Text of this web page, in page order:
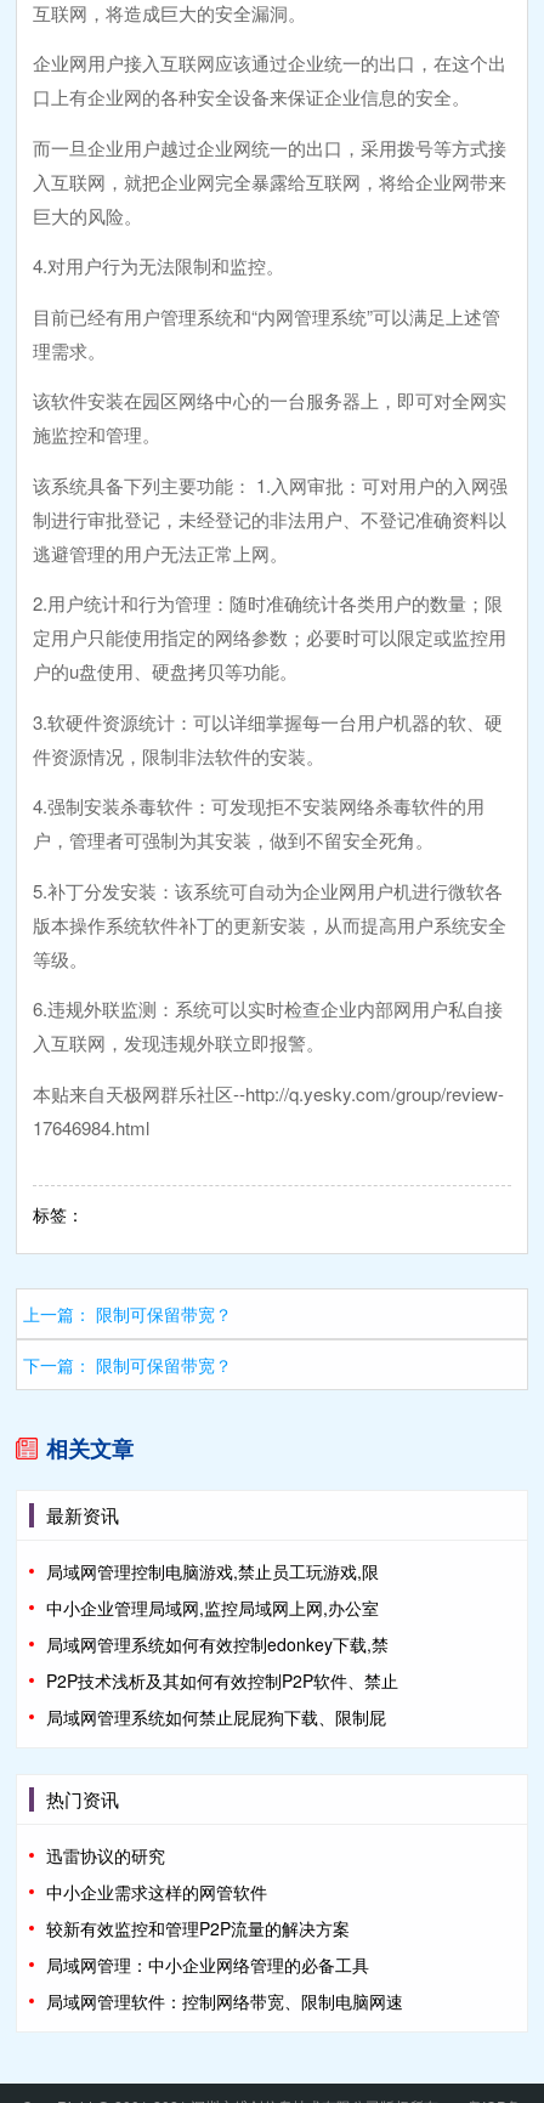
互联网，将造成巨大的安全漏洞。
企业网用户接入互联网应该通过企业统一的出口，在这个出
口上有企业网的各种安全设备来保证企业信息的安全。
而一旦企业用户越过企业网统一的出口，采用拨号等方式接
入互联网，就把企业网完全暴露给互联网，将给企业网带来
巨大的风险。
4.对用户行为无法限制和监控。
目前已经有用户管理系统和“内网管理系统”可以满足上述管
理需求。
该软件安装在园区网络中心的一台服务器上，即可对全网实
施监控和管理。
该系统具备下列主要功能： 1.入网审批：可对用户的入网强
制进行审批登记，未经登记的非法用户、不登记准确资料以
逃避管理的用户无法正常上网。
2.用户统计和行为管理：随时准确统计各类用户的数量；限
定用户只能使用指定的网络参数；必要时可以限定或监控用
户的u盘使用、硬盘拷贝等功能。
3.软硬件资源统计：可以详细掌握每一台用户机器的软、硬
件资源情况，限制非法软件的安装。
4.强制安装杀毒软件：可发现拒不安装网络杀毒软件的用
户，管理者可强制为其安装，做到不留安全死角。
5.补丁分发安装：该系统可自动为企业网用户机进行微软各
版本操作系统软件补丁的更新安装，从而提高用户系统安全
等级。
6.违规外联监测：系统可以实时检查企业内部网用户私自接
入互联网，发现违规外联立即报警。
本贴来自天极网群乐社区--http://q.yesky.com/group/review-
17646984.html
标签：
上一篇： 限制可保留带宽？
下一篇： 限制可保留带宽？
相关文章
最新资讯
局域网管理控制电脑游戏,禁止员工玩游戏,限
中小企业管理局域网,监控局域网上网,办公室
局域网管理系统如何有效控制edonkey下载,禁
P2P技术浅析及其如何有效控制P2P软件、禁止
局域网管理系统如何禁止屁屁狗下载、限制屁
热门资讯
迅雷协议的研究
中小企业需求这样的网管软件
较新有效监控和管理P2P流量的解决方案
局域网管理：中小企业网络管理的必备工具
局域网管理软件：控制网络带宽、限制电脑网速